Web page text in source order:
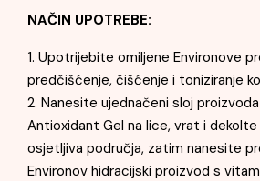
NAČIN UPOTREBE:
1. Upotrijebite omiljene Environove
predčišćenje, čišćenje i toniziranje
2. Nanesite ujednačeni sloj
Antioxidant Gel na lice, vrat i dekolte
osjetljiva područja, zatim nanesite
Environov hidracijski proizvod s